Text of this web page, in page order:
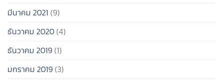
มีนาคม 2021 (9)
ธันวาคม 2020(4)
ธันวาคม 2019(1)
มกราคม 2019(3)